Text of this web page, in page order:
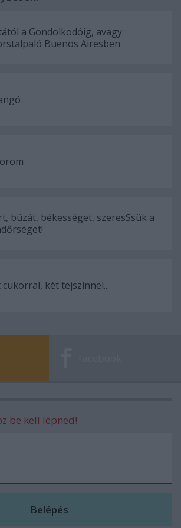
a Gondolkodóig, avagy
Buenos Airesben
búzát, békességet, szeresSsük a
cukorral, két tejszínnel...
be kell lépned!